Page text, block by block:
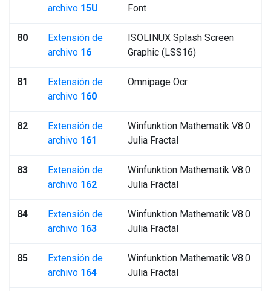
archivo 15U
Font
80
Extensión de
archivo 16
ISOLINUX Splash Screen
Graphic (LSS16)
81
Extensión de
archivo 160
Omnipage Ocr
82
Extensión de
archivo 161
Winfunktion Mathematik V8.0
Julia Fractal
83
Extensión de
archivo 162
Winfunktion Mathematik V8.0
Julia Fractal
84
Extensión de
archivo 163
Winfunktion Mathematik V8.0
Julia Fractal
85
Extensión de
archivo 164
Winfunktion Mathematik V8.0
Julia Fractal